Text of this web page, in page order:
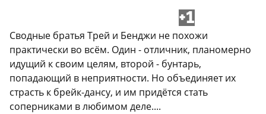
+1
Сводные братья Трей и Бенджи не похожи
практически во всём. Один - отличник, планомерно
идущий к своим целям, второй - бунтарь,
попадающий в неприятности. Но объединяет их
страсть к брейк-дансу, и им придётся стать
соперниками в любимом деле....